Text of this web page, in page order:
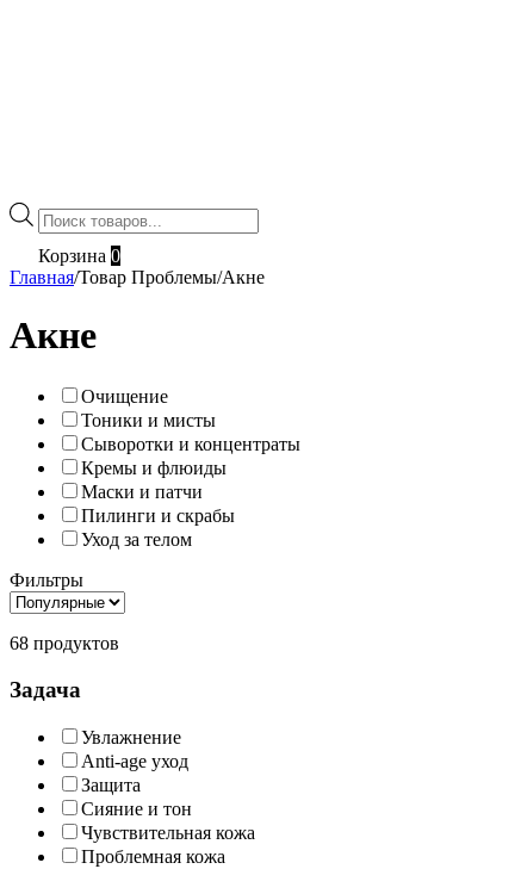
Поиск
товаров
Корзина 0
Главная/Товар Проблемы/Акне
Акне
Очищение
Тоники и мисты
Сыворотки и концентраты
Кремы и флюиды
Маски и патчи
Пилинги и скрабы
Уход за телом
Фильтры
68 продуктов
Задача
Увлажнение
Anti-age уход
Защита
Сияние и тон
Чувствительная кожа
Проблемная кожа